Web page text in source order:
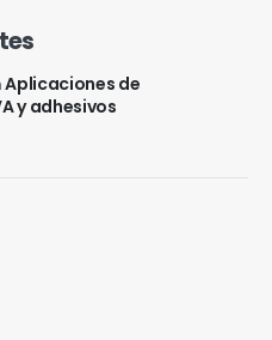
Aplicaciones de
y adhesivos